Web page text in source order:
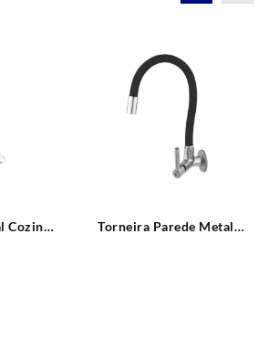
Cozinha
Torneira Parede Metal